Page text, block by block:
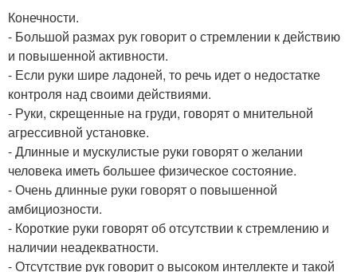
Конечности.
- Большой размах рук говорит о стремлении к действию
и повышенной активности.
- Если руки шире ладоней, то речь идет о недостатке
контроля над своими действиями.
- Руки, скрещенные на груди, говорят о мнительной
агрессивной установке.
- Длинные и мускулистые руки говорят о желании
человека иметь большее физическое состояние.
- Очень длинные руки говорят о повышенной
амбициозности.
- Короткие руки говорят об отсутствии к стремлению и
наличии неадекватности.
- Отсутствие рук говорит о высоком интеллекте и такой